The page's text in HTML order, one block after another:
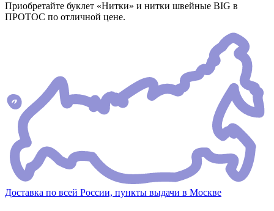
Приобретайте буклет «Нитки» и нитки швейные BIG в
ПРОТОС по отличной цене.
Доставка по всей России, пункты выдачи в Москве